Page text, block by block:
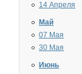
14 Апреля
Май
07 Мая
30 Мая
Июнь